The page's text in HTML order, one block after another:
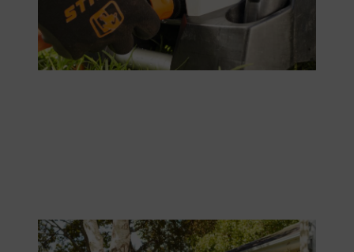
Das Reinigungsset dient zur Vorbereitung des Hochdruckreinigers.